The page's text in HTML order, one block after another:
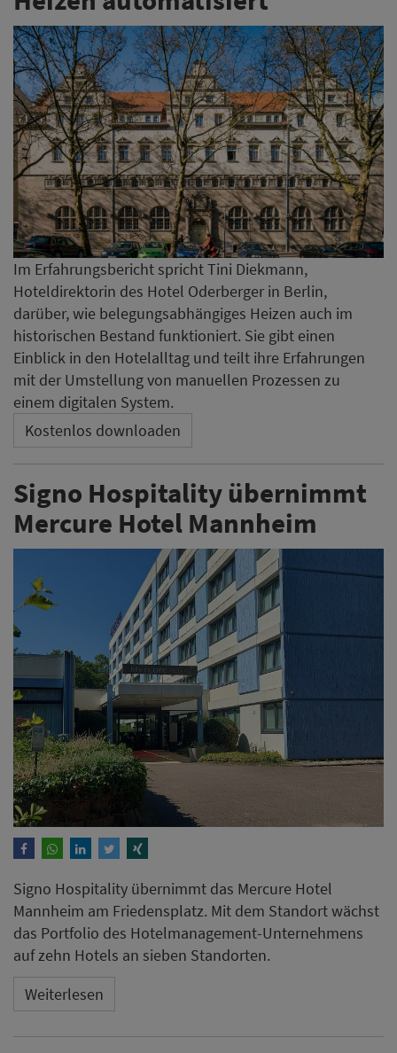
Im Erfahrungsbericht spricht Tini Diekmann,
Hoteldirektorin des Hotel Oderberger in Berlin,
darüber, wie belegungsabhängiges Heizen auch im
historischen Bestand funktioniert. Sie gibt einen
Einblick in den Hotelalltag und teilt ihre Erfahrungen
mit der Umstellung von manuellen Prozessen zu
einem digitalen System.
Kostenlos downloaden
Signo Hospitality übernimmt
Mercure Hotel Mannheim
Signo Hospitality übernimmt das Mercure Hotel
Mannheim am Friedensplatz. Mit dem Standort wächst
das Portfolio des Hotelmanagement-Unternehmens
auf zehn Hotels an sieben Standorten.
Weiterlesen